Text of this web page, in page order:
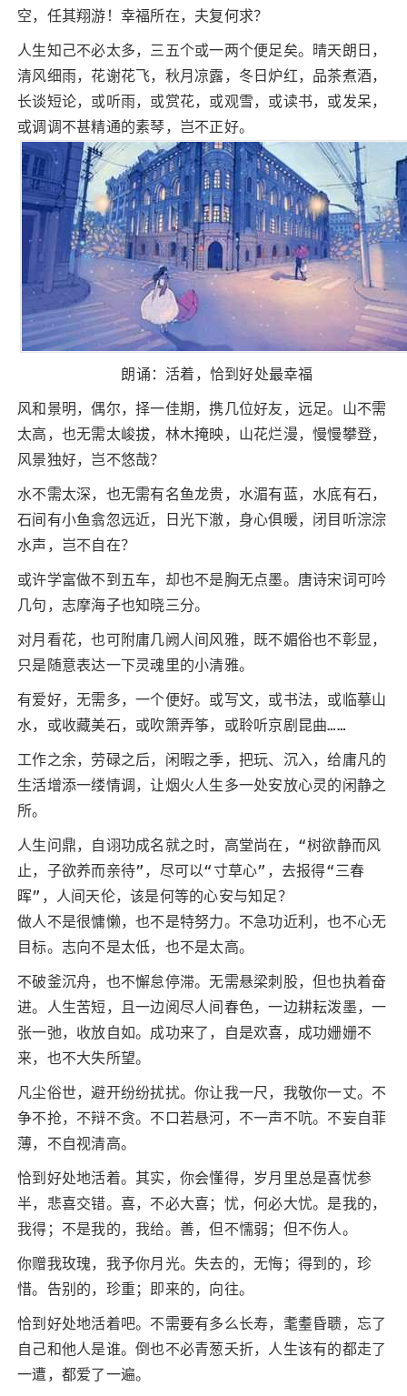
空，任其翔游！幸福所在，夫复何求？
人生知己不必太多，三五个或一两个便足矣。晴天朗日，
清风细雨，花谢花飞，秋月凉露，冬日炉红，品茶煮酒，
长谈短论，或听雨，或赏花，或观雪，或读书，或发呆，
或调调不甚精通的素琴，岂不正好。
朗诵：活着，恰到好处最幸福
风和景明，偶尔，择一佳期，携几位好友，远足。山不需
太高，也无需太峻拔，林木掩映，山花烂漫，慢慢攀登，
风景独好，岂不悠哉？
水不需太深，也无需有名鱼龙贵，水湄有蓝，水底有石，
石间有小鱼翕忽远近，日光下澈，身心俱暖，闭目听淙淙
水声，岂不自在？
或许学富做不到五车，却也不是胸无点墨。唐诗宋词可吟
几句，志摩海子也知晓三分。
对月看花，也可附庸几阙人间风雅，既不媚俗也不彰显，
只是随意表达一下灵魂里的小清雅。
有爱好，无需多，一个便好。或写文，或书法，或临摹山
水，或收藏美石，或吹箫弄筝，或聆听京剧昆曲……
工作之余，劳碌之后，闲暇之季，把玩、沉入，给庸凡的
生活增添一缕情调，让烟火人生多一处安放心灵的闲静之
所。
人生问鼎，自诩功成名就之时，高堂尚在，“树欲静而风
止，子欲养而亲待”，尽可以“寸草心”，去报得“三春
晖”，人间天伦，该是何等的心安与知足？
做人不是很慵懒，也不是特努力。不急功近利，也不心无
目标。志向不是太低，也不是太高。
不破釜沉舟，也不懈怠停滞。无需悬梁刺股，但也执着奋
进。人生苦短，且一边阅尽人间春色，一边耕耘泼墨，一
张一弛，收放自如。成功来了，自是欢喜，成功姗姗不
来，也不大失所望。
凡尘俗世，避开纷纷扰扰。你让我一尺，我敬你一丈。不
争不抢，不辩不贪。不口若悬河，不一声不吭。不妄自菲
薄，不自视清高。
恰到好处地活着。其实，你会懂得，岁月里总是喜忧参
半，悲喜交错。喜，不必大喜；忧，何必大忧。是我的，
我得；不是我的，我给。善，但不懦弱；但不伤人。
你赠我玫瑰，我予你月光。失去的，无悔；得到的，珍
惜。告别的，珍重；即来的，向往。
恰到好处地活着吧。不需要有多么长寿，耄耋昏聩，忘了
自己和他人是谁。倒也不必青葱夭折，人生该有的都走了
一遭，都爱了一遍。